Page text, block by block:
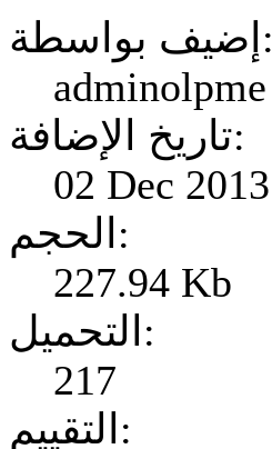
إضيف بواسطة:
adminolpme
تاريخ الإضافة:
02 Dec 2013
الحجم:
227.94 Kb
التحميل:
217
التقييم: